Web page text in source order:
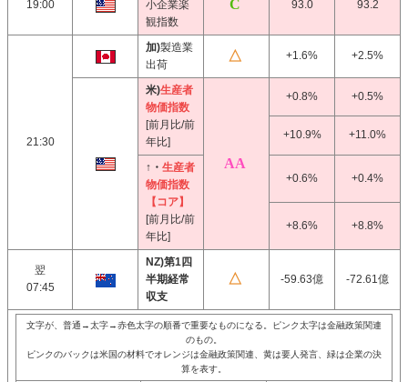
19:00
小企業楽
観指数
93.0 93.2
21:30
加)製造業
出荷
+1.6% +2.5%
米)生産者
物価指数
[前月比/前
年比]
+0.8% +0.5%
+10.9% +11.0%
↑・ 生産者
物価指数
【コア】
[前月比/前
年比]
+0.6% +0.4%
+8.6% +8.8%
翌
07:45
NZ)第1四
半期経常
収支
-59.63億 -72.61億
文字が、普通→太字→赤色太字の順番で重要なものになる。ピンク太字は金融政策関連
のもの。
ピンクのバックは米国の材料でオレンジは金融政策関連、黄は要人発言、緑は企業の決
算を表す。